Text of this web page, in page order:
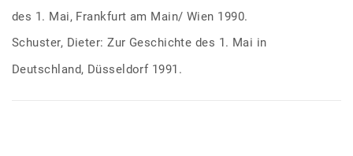
des 1. Mai, Frankfurt am Main/ Wien 1990.
Schuster, Dieter: Zur Geschichte des 1. Mai in
Deutschland, Düsseldorf 1991.